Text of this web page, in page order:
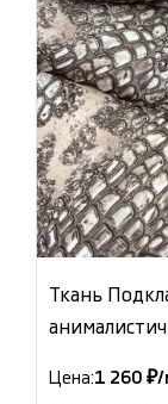
Ткань
Цена:1 260 ₽/